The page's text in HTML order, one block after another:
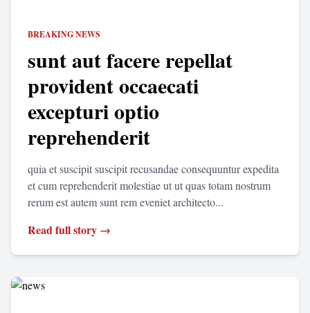
BREAKING NEWS
sunt aut facere repellat
provident occaecati
excepturi optio
reprehenderit
quia et suscipit suscipit recusandae consequuntur expedita
et cum reprehenderit molestiae ut ut quas totam nostrum
rerum est autem sunt rem eveniet architecto...
Read full story →